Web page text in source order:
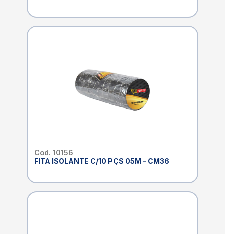
Cod. 10156
FITA ISOLANTE C/10 PÇS 05M - CM36